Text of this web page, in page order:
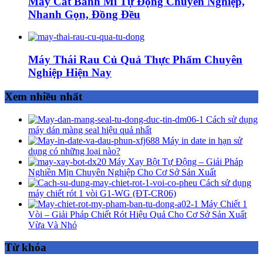
Nhanh Gọn, Đồng Đều
Máy Thái Rau Củ Quả Thực Phẩm Chuyên
Nghiệp Hiện Nay
Xem nhiều nhất
Cách sử dụng
máy dán màng seal hiệu quả nhất
Máy in date in hạn sử
dụng có những loại nào?
Máy Xay Bột Tự Động – Giải Pháp
Nghiền Mịn Chuyên Nghiệp Cho Cơ Sở Sản Xuất
Cách sử dụng
máy chiết rót 1 vòi G1-WG (ĐT-CR06)
Máy Chiết 1
Vòi – Giải Pháp Chiết Rót Hiệu Quả Cho Cơ Sở Sản Xuất
Vừa Và Nhỏ
Từ khóa